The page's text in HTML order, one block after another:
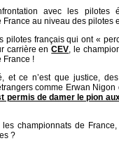
avec les
au niveau des pilotes
pilotes français qui ont «
carrière enCEV, le
France !
et ce n’est que justice,
comme Erwan
permis de damer le pion
les championnats de
?